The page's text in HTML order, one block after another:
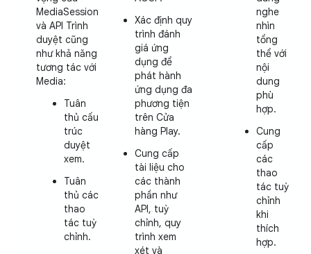
MediaSession
và API Trình
duyệt cũng
như khả năng
tương tác với
Media:
Tuân
thủ cấu
trúc
duyệt
xem.
Tuân
thủ các
thao
tác tuỳ
chỉnh.
Xác định quy
trình đánh
giá ứng
dụng để
phát hành
ứng dụng đa
phương tiện
trên Cửa
hàng Play.
Cung cấp
tài liệu cho
các thành
phần như
API, tuỳ
chỉnh, quy
trình xem
xét và
nghe
nhìn
tổng
thể với
nội
dung
phù
hợp.
Cung
cấp
các
thao
tác tuỳ
chỉnh
khi
thích
hợp.